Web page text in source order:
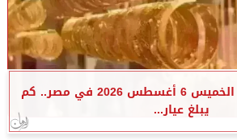
أسعار الذهب اليوم الخميس 6 أغسطس 2026 في مصر.. كم
يبلغ عيار...